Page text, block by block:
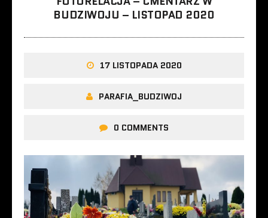
BUDZIWOJU – LISTOPAD 2020
17 LISTOPADA 2020
PARAFIA_BUDZIWOJ
0 COMMENTS